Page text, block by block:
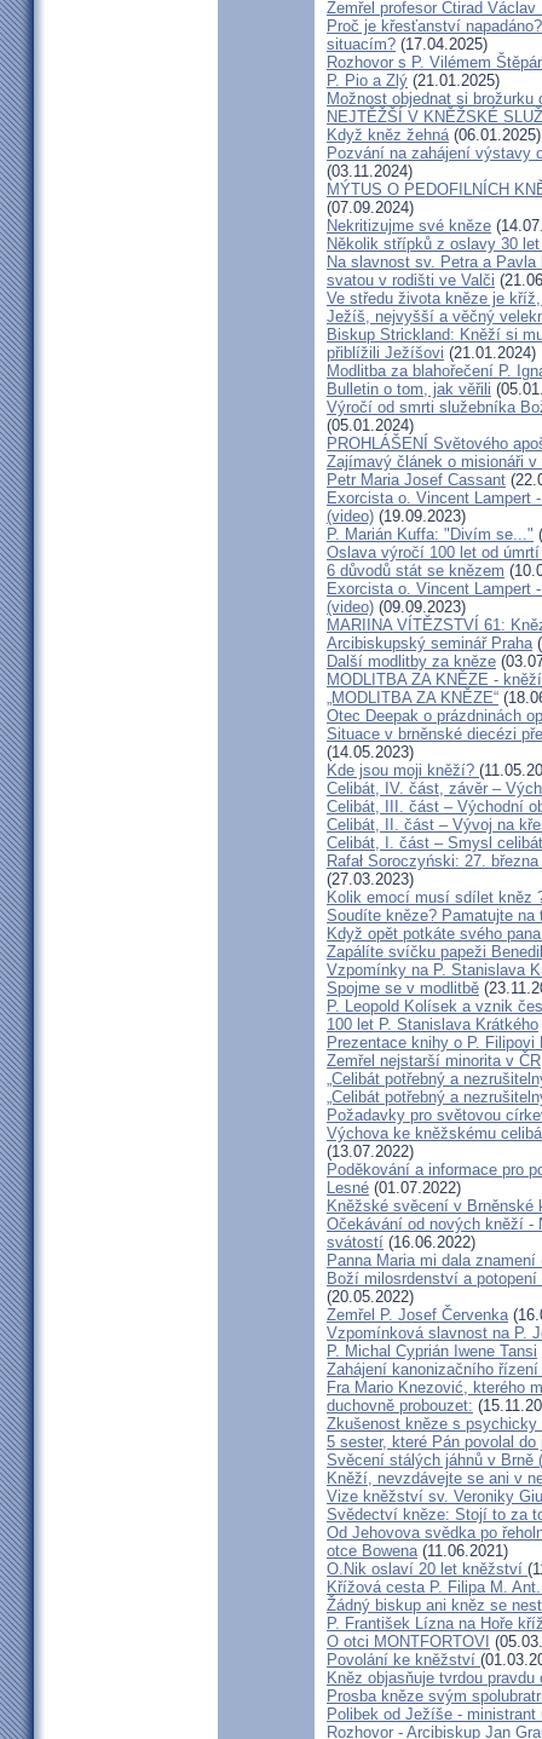
Zemřel profesor Ctirad
Proč je křesťanství
situacím? (17.04.2025)
Rozhovor s P. Vilémem
P. Pio a Zlý (21.01.2025)
Možnost objednat si
NEJTĚŽŠÍ V KNĚŽSKÉ
Když kněz žehná(06.01.2025)
Pozvání na zahájení výstavy
(03.11.2024)
MÝTUS O PEDOFILNÍCH
(07.09.2024)
Nekritizujme své kněze
Několik střípků z oslavy 30
Na slavnost sv. Petra a
svatou v rodišti ve Valči
Ve středu života kněze je
Ježíš, nejvyšší a věčný
Biskup Strickland: Kněží si
přiblížili Ježíšovi (21.01.2024)
Modlitba za blahořečení P.
Bulletin o tom, jak věřili
Výročí od smrti služebníka
(05.01.2024)
PROHLÁŠENÍ Světového
Zajímavý článek o misionáři v
Petr Maria Josef Cassant
Exorcista o. Vincent Lampert
(video) (19.09.2023)
P. Marián Kuffa: "Divím se..."
Oslava výročí 100 let od
6 důvodů stát se knězem
Exorcista o. Vincent Lampert
(video) (09.09.2023)
MARIINA VÍTĚZSTVÍ 61:
Arcibiskupský seminář Praha
Další modlitby za kněze
MODLITBA ZA KNĚZE -
„MODLITBA ZA KNĚZE“
Otec Deepak o prázdninách
Situace v brněnské diecézi
(14.05.2023)
Kde jsou moji kněží?
Celibát, IV. část, závěr –
Celibát, III. část – Východní
Celibát, II. část – Vývoj na
Celibát, I. část – Smysl
Rafał Soroczyński: 27.
(27.03.2023)
Kolik emocí musí sdílet kněz
Soudíte kněze? Pamatujte
Když opět potkáte svého
Zapálíte svíčku papeži
Vzpomínky na P. Stanislava
Spojme se v modlitbě
P. Leopold Kolísek a vznik
100 let P. Stanislava Krátkého
Prezentace knihy o P. Filipovi
Zemřel nejstarší minorita v ČR
„Celibát potřebný a
„Celibát potřebný a
Požadavky pro světovou
Výchova ke kněžskému
(13.07.2022)
Poděkování a informace pro
Lesné (01.07.2022)
Kněžské svěcení v Brněnské
Očekávání od nových kněží -
svátostí (16.06.2022)
Panna Maria mi dala
Boží milosrdenství a
(20.05.2022)
Zemřel P. Josef Červenka
Vzpomínková slavnost na P.
P. Michal Cyprián Iwene Tansi
Zahájení kanonizačního
Fra Mario Knezović, kterého
duchovně probouzet:
Zkušenost kněze s psychicky
5 sester, které Pán povolal do
Svěcení stálých jáhnů v Brně
Kněží, nevzdávejte se ani v
Vize kněžství sv. Veroniky
Svědectví kněze: Stojí to za
Od Jehovova svědka po
otce Bowena(11.06.2021)
O.Nik oslaví 20 let kněžství
Křížová cesta P. Filipa M.
Žádný biskup ani kněz se
P. František Lízna na Hoře
O otci MONTFORTOVI
Povolání ke kněžství
Kněz objasňuje tvrdou
Prosba kněze svým
Polibek od Ježíše -
Rozhovor - Arcibiskup Jan